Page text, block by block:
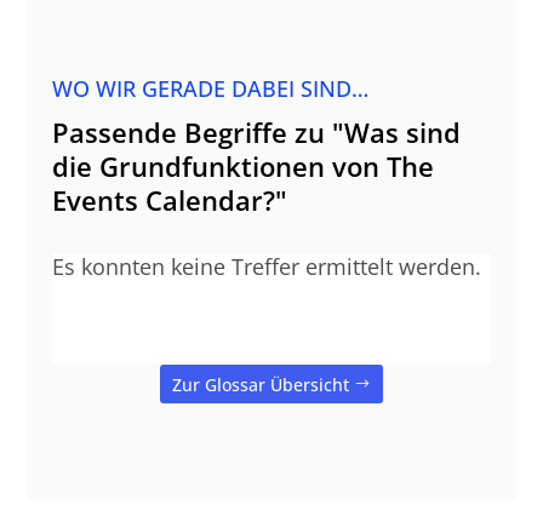
WO WIR GERADE DABEI SIND…
Passende Begriffe zu "Was sind
die Grundfunktionen von The
Events Calendar?"
Es konnten keine Treffer ermittelt werden.
Zur Glossar Übersicht